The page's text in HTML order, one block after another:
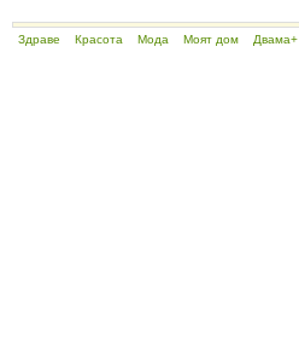
Здраве Красота Мода Моят дом Двама+